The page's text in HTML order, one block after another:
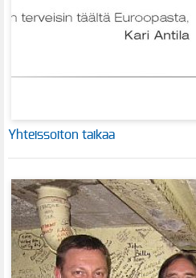
Yhteissoiton taikaa